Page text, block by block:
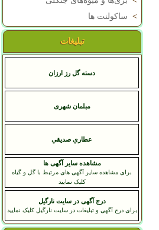
> ساکولنت ها
تبلیغات
دسته گل رز ارزان
مبلمان شهری
عطاري صديقي
مشاهده سایر آگهی ها
برای مشاهده سایر آگهی های مرتبط با گل و گیاه
کلیک نمایید
درج آگهی در سایت نارگیل
برای درج آگهی و تبلیغات در سایت نارگیل کلیک نمایید